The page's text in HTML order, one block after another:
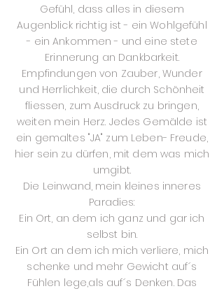
Gefühl, dass alles in diesem
Augenblick richtig ist - ein Wohlgefühl
- ein Ankommen - und eine stete
Erinnerung an Dankbarkeit.
Empfindungen von Zauber, Wunder
und Herrlichkeit, die durch Schönheit
fliessen, zum Ausdruck zu bringen,
weiten mein Herz. Jedes Gemälde ist
ein gemaltes "JA" zum Leben- Freude,
hier sein zu dürfen, mit dem was mich
umgibt.
Die Leinwand, mein kleines inneres
Paradies:
Ein Ort, an dem ich ganz und gar ich
selbst bin.
Ein Ort an dem ich mich verliere, mich
schenke und mehr Gewicht auf´s
Fühlen lege,als auf´s Denken. Das